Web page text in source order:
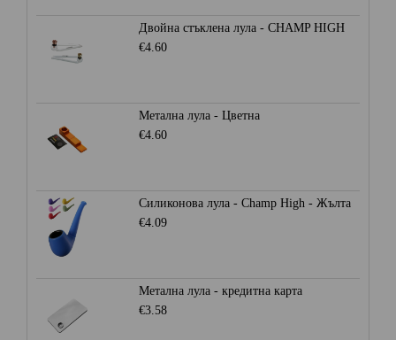
Двойна стъклена лула - CHAMP HIGH
€4.60
Метална лула - Цветна
€4.60
Силиконова лула - Champ High - Жълта
€4.09
Метална лула - кредитна карта
€3.58